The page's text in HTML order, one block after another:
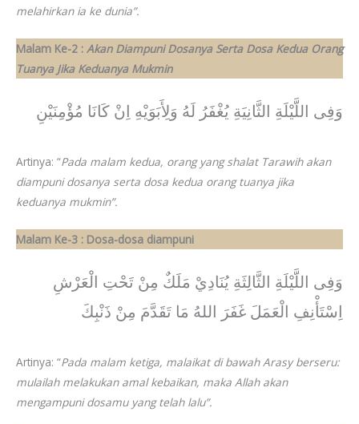
melahirkan ia ke dunia”.
Malam Ke-2 : Akan Diampuni Dosanya Serta Dosa Kedua Orang
Tuanya Jika Keduanya Mukmin
وَفِى اللَّيْلَةِ الثَّانِيَةِ يُغْفَرُ لَهُ وَلِأَبَوَيْهِ اِنْ كَانَا مُؤْمِنَيْنِ
Artinya: “Pada malam kedua, orang yang shalat Tarawih akan
diampuni dosanya serta dosa kedua orang tuanya jika
keduanya mukmin”.
Malam Ke-3 : Dosa-dosa diampuni
وَفِى اللَّيْلَةِ الثَّالِثَةِ يُنَادِيْ مَلَكٌ مِنْ تَحْتِ الْعَرْشِ
اِسْتَأْنِفِ الْعَمَلَ غَفَرَ اللهُ مَا تَقَدَّمَ مِنْ ذَنْبِكَ
Artinya: “Pada malam ketiga, malaikat di bawah Arasy berseru:
mulailah melakukan amal kebaikan, maka Allah akan
mengampuni dosamu yang telah lalu”.